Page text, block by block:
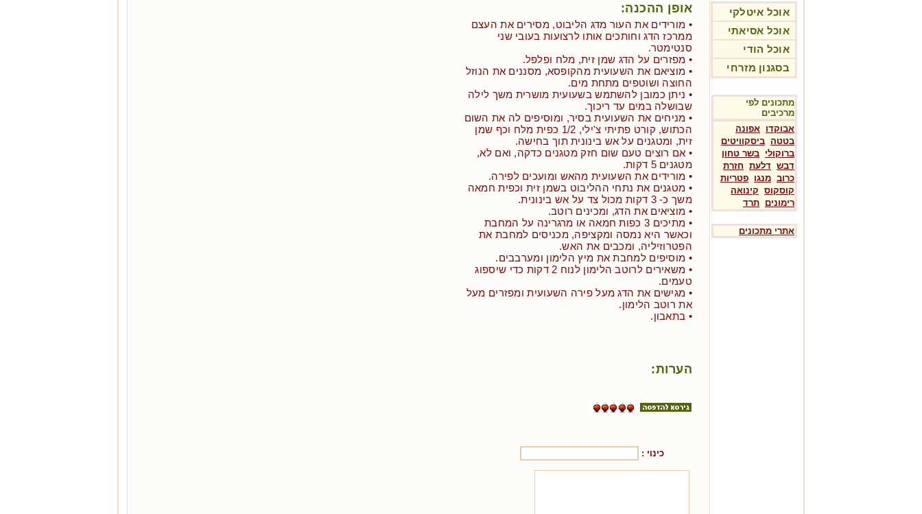
אוכל איטלקי
אוכל אסיאתי
אוכל הודי
בסגנון מזרחי
מתכונים לפי
מרכיבים
אבוקדו אפונה
בטטה ביסקוויטים
ברוקולי בשר טחון
דבש דלעת חזרת
כרוב מנגו פטריות
קוסקוס קינואה
רימונים תרד
אתרי מתכונים
אופן ההכנה:
• מורידים את העור מדג הליבוט, מסירים את העצם
ממרכז הדג וחותכים אותו לרצועות בעובי שני
סנטימטר.
• מפזרים על הדג שמן זית, מלח ופלפל.
• מוציאם את השעועית מהקופסא, מסננים את הנוזל
החוצה ושוטפים מתחת מים.
• ניתן כמובן להשתמש בשעועית מושרית משך לילה
שבושלה במים עד ריכוך.
• מניחים את השעועית בסיר, ומוסיפים לה את השום
הכתוש, קורט פתיתי צ'ילי, 1/2 כפית מלח וכף שמן
זית, ומטגנים על אש בינונית תוך בחישה.
• אם רוצים טעם שום חזק מטגנים כדקה, ואם לא,
מטגנים 5 דקות.
• מורידים את השעועית מהאש ומועכים לפירה.
• מטגנים את נתחי ההליבוט בשמן זית וכפית חמאה
משך כ- 3 דקות מכול צד על אש בינונית.
• מוציאים את הדג, ומכינים רוטב.
• מתיכים 3 כפות חמאה או מרגרינה על המחבת
וכאשר היא נמסה ומקציפה, מכניסים למחבת את
הפטרוזיליה, ומכבים את האש.
• מוסיפים למחבת את מיץ הלימון ומערבבים.
• משאירים לרוטב הלימון לנוח 2 דקות כדי שיספוג
טעמים.
• מגישים את הדג מעל פירה השעועית ומפזרים מעל
את רוטב הלימון.
• בתאבון.
הערות:
כינוי :